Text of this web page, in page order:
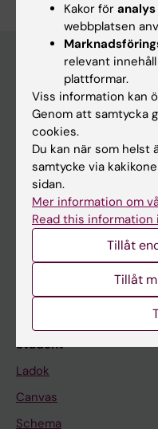
Huvudmeny
Utbildning
Forskarutbildning
Forskning
Om KI
Kalender
Student
Ladok
Canvas
Schema
Kakor för analys
webbplatsen
relevant
plattformar.
Viss information kan
Genom att samtycka
cookies.
Du kan när som helst
samtycke via
sidan.
Mer information om
Read this information
Tillåt
Tillåt